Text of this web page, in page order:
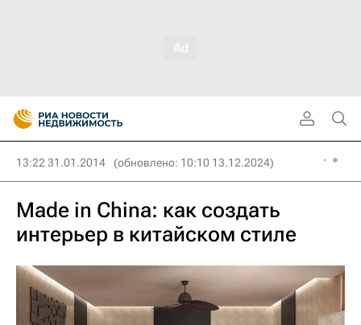
13:22 31.01.2014 (обновлено: 10:10 13.12.2024)
Made in China: как создать
интерьер в китайском стиле